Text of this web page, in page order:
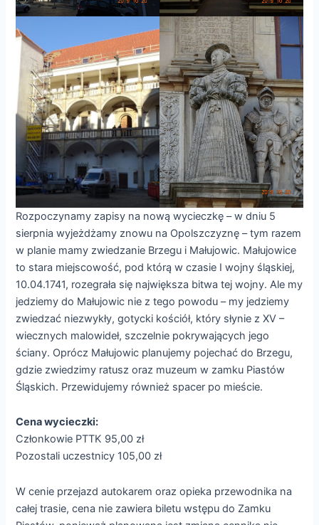
Rozpoczynamy zapisy na nową wycieczkę – w dniu 5
sierpnia wyjeżdżamy znowu na Opolszczyznę – tym razem
w planie mamy zwiedzanie Brzegu i Małujowic. Małujowice
to stara miejscowość, pod którą w czasie I wojny śląskiej,
10.04.1741, rozegrała się największa bitwa tej wojny. Ale my
jedziemy do Małujowic nie z tego powodu – my jedziemy
zwiedzać niezwykły, gotycki kościół, który słynie z XV –
wiecznych malowideł, szczelnie pokrywających jego
ściany. Oprócz Małujowic planujemy pojechać do Brzegu,
gdzie zwiedzimy ratusz oraz muzeum w zamku Piastów
Śląskich. Przewidujemy również spacer po mieście.
Cena wycieczki:
Członkowie PTTK 95,00 zł
Pozostali uczestnicy 105,00 zł
W cenie przejazd autokarem oraz opieka przewodnika na
całej trasie, cena nie zawiera biletu wstępu do Zamku